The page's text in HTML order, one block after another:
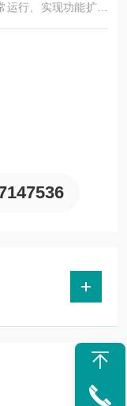
行、实现功能扩展
繁多，涵盖了功率变